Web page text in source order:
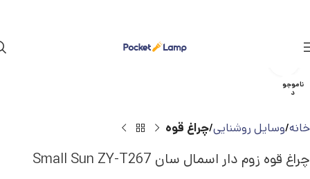
ناموجو
د
خانه وسایل روشنایی چراغ قوه
چراغ قوه زوم دار اسمال سان Small Sun ZY-T267